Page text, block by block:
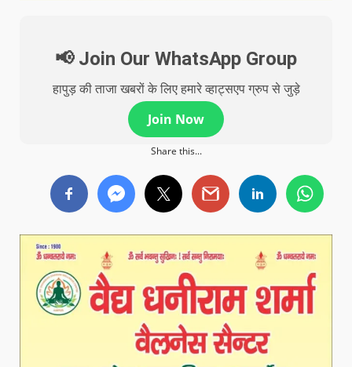
📢 Join Our WhatsApp Group
हापुड़ की ताजा खबरों के लिए हमारे व्हाट्सएप ग्रुप से जुड़े
Join Now
Share this...